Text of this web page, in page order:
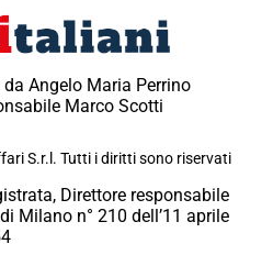
Angelo Maria Perrino
Marco Scotti
S.r.l. Tutti i diritti sono riservati
Direttore responsabile
Milano n° 210 dell’11 aprile